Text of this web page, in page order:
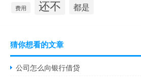
费用 还不 都是
猜你想看的文章
公司怎么向银行借贷